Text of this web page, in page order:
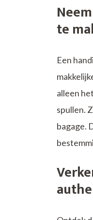
te
Een
alleen
spullen.
bagage.